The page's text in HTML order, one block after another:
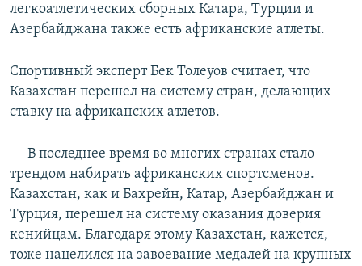
легкоатлетических сборных Катара, Турции и
Азербайджана также есть африканские атлеты.
Спортивный эксперт Бек Толеуов считает, что
Казахстан перешел на систему стран, делающих
ставку на африканских атлетов.
— В последнее время во многих странах стало
трендом набирать африканских спортсменов.
Казахстан, как и Бахрейн, Катар, Азербайджан и
Турция, перешел на систему оказания доверия
кенийцам. Благодаря этому Казахстан, кажется,
тоже нацелился на завоевание медалей на крупных